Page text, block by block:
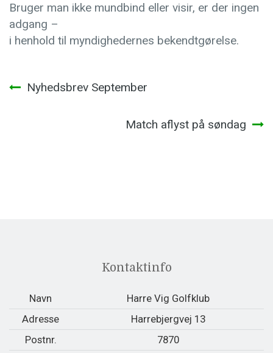
Bruger man ikke mundbind eller visir, er der ingen
adgang –
i henhold til myndighedernes bekendtgørelse.
Indlægsnavigation
Nyhedsbrev September
Match aflyst på søndag
Kontaktinfo
Navn
Harre Vig Golfklub
Adresse
Harrebjergvej 13
Postnr.
7870